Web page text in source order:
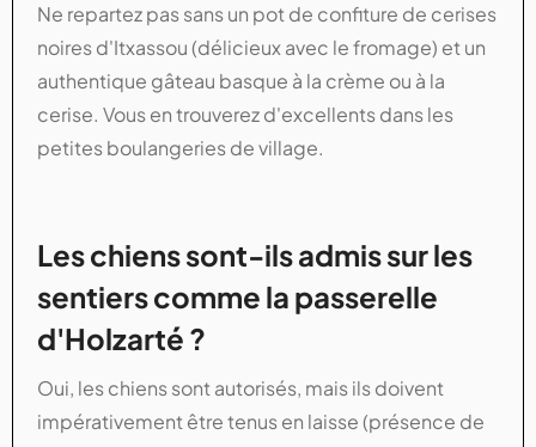
Ne repartez pas sans un pot de confiture de cerises
noires d'Itxassou (délicieux avec le fromage) et un
authentique gâteau basque à la crème ou à la
cerise. Vous en trouverez d'excellents dans les
petites boulangeries de village.
Les chiens sont-ils admis sur les
sentiers comme la passerelle
d'Holzarté ?
Oui, les chiens sont autorisés, mais ils doivent
impérativement être tenus en laisse (présence de